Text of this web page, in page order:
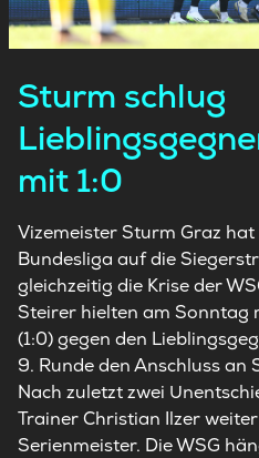
Sturm schlug
mit 1:0
Vizemeister Sturm Graz
Bundesliga auf die
gleichzeitig die Krise der
Steirer hielten am Sonntag
(1:0) gegen den
9. Runde den Anschluss an
Nach zuletzt zwei
Trainer Christian Ilzer
Serienmeister. Die WSG